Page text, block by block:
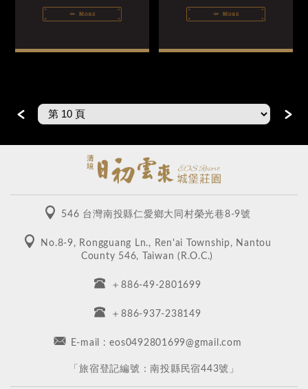
選擇！這次「2
天1夜go」就要
的戶外高空景觀
平台
546 台灣南投縣仁愛鄉大同村榮光巷8-9號
No.8-9, Rongguang Ln., Ren'ai Township, Nantou
County 546, Taiwan (R.O.C.)
＋886-49-2801699
＋886-937-238149
E-mail : eos0492801699@gmail.com
​「旅宿登記編號：南投縣民宿443號」